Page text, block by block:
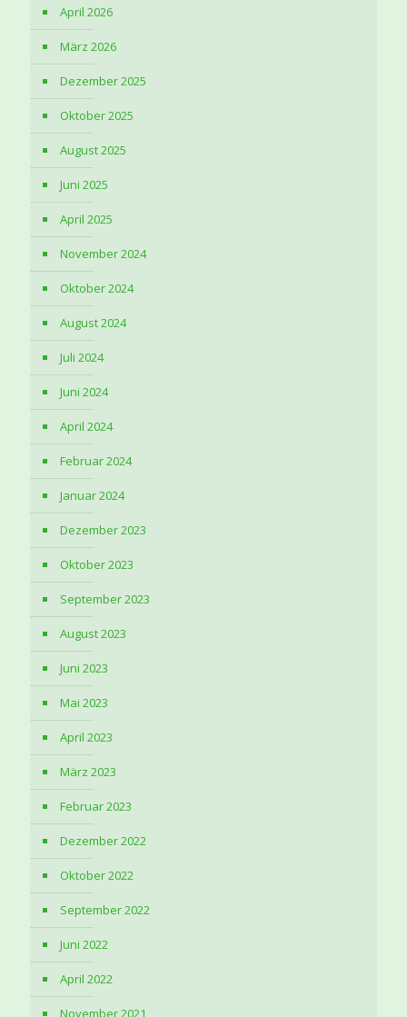
April 2026
März 2026
Dezember 2025
Oktober 2025
August 2025
Juni 2025
April 2025
November 2024
Oktober 2024
August 2024
Juli 2024
Juni 2024
April 2024
Februar 2024
Januar 2024
Dezember 2023
Oktober 2023
September 2023
August 2023
Juni 2023
Mai 2023
April 2023
März 2023
Februar 2023
Dezember 2022
Oktober 2022
September 2022
Juni 2022
April 2022
November 2021